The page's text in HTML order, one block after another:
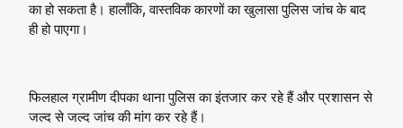
का हो सकता है। हालाँकि, वास्तविक कारणों का खुलासा पुलिस जांच के बाद
ही हो पाएगा।
फिलहाल ग्रामीण दीपका थाना पुलिस का इंतजार कर रहे हैं और प्रशासन से
जल्द से जल्द जांच की मांग कर रहे हैं।